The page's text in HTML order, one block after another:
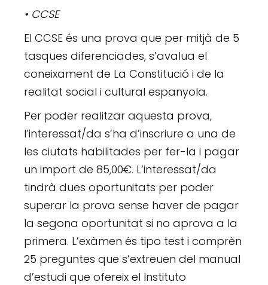
• CCSE
El CCSE és una prova que per mitjà de 5
tasques diferenciades, s’avalua el
coneixament de La Constitució i de la
realitat social i cultural espanyola.
Per poder realitzar aquesta prova,
l’interessat/da s’ha d’inscriure a una de
les ciutats habilitades per fer-la i pagar
un import de 85,00€. L’interessat/da
tindrà dues oportunitats per poder
superar la prova sense haver de pagar
la segona oportunitat si no aprova a la
primera. L’exàmen és tipo test i comprèn
25 preguntes que s’extreuen del manual
d’estudi que ofereix el Instituto